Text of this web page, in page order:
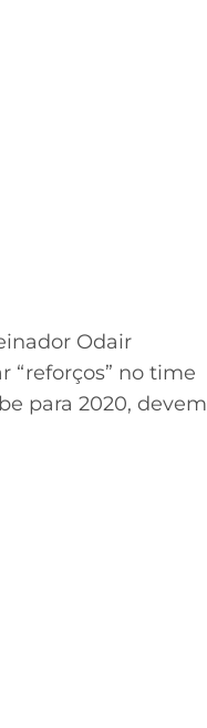
Odair
“reforços” no time
para 2020, devem